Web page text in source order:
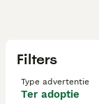
Filters
Type advertentie
Ter adoptie